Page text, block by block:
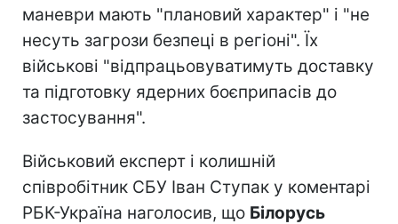
маневри мають "плановий характер" і "не
несуть загрози безпеці в регіоні". Їх
військові "відпрацьовуватимуть доставку
та підготовку ядерних боєприпасів до
застосування".
Військовий експерт і колишній
співробітник СБУ Іван Ступак у коментарі
РБК-Україна наголосив, що Білорусь